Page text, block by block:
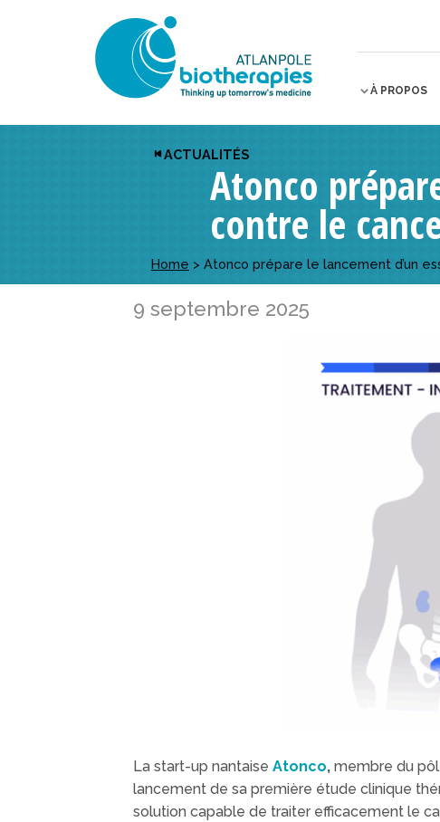
À PROPOS
ACTUALITÉS
Atonco
contre le
Home > Atonco prépare le lancement d’un
9 septembre 2025
La start-up nantaise Atonco, membre du
lancement de sa première étude clinique
solution capable de traiter efficacement le